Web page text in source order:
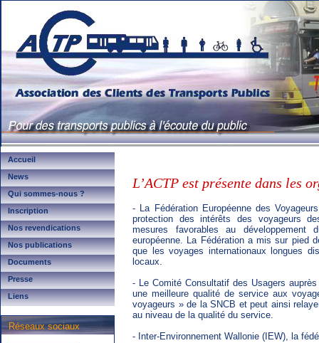
Accueil
News
Qui sommes-nous ?
Inscription
Nos revendications
Nos publications
Documents
Presse
Liens
Réseaux sociaux
L’ACTP est présente dans les
- La Fédération Européenne des
protection des intérêts des voyageurs
mesures favorables au
européenne. La Fédération a mis sur pied
que les voyages internationaux longues
locaux.
- Le Comité Consultatif des Usagers
une meilleure qualité de service aux
voyageurs » de la SNCB et peut ainsi
au niveau de la qualité du service.
- Inter-Environnement Wallonie (IEW), la